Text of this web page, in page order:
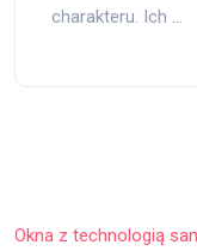
charakteru. Ich …
Okna z technologią